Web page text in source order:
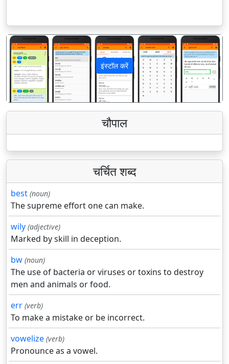
इंस्टॉल करें
पिछला अगला
चौपाल
चर्चित शब्द
best (noun)
The supreme effort one can make.
wily (adjective)
Marked by skill in deception.
bw (noun)
The use of bacteria or viruses or toxins to destroy
men and animals or food.
err (verb)
To make a mistake or be incorrect.
vowelize (verb)
Pronounce as a vowel.